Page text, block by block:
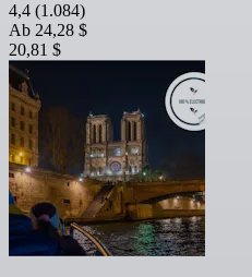
4,4 (1.084)
Ab 24,28 $
20,81 $